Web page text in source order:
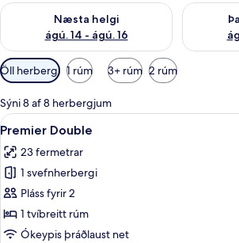
Næsta helgi
ágú. 14 - ágú. 16
Athuga framboð næstu helgi ágú. 14 - ágú.
Athuga
Síur
í
boði
fyrir
herbergi
Öll herbergi 1 rúm 3+ rúm 2 rúm
Sýni 8 af 8 herbergjum
Skoða
allar
myndir
fyrir
Premier
Double
Premier
6
Premier Double
23 fermetrar
1 svefnherbergi
Pláss fyrir 2
1 tvíbreitt rúm
Ókeypis þráðlaust net